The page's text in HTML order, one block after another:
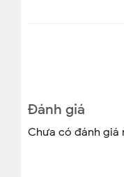
+ Giấy lọc
Đánh giá
Chưa có đánh giá